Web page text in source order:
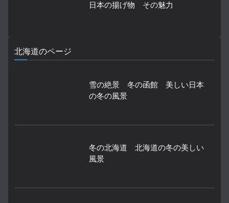
日本の揚げ物 その魅力
北海道のページ
雪の絶景 冬の函館 美しい日本
の冬の風景
冬の北海道 北海道の冬の美しい
風景